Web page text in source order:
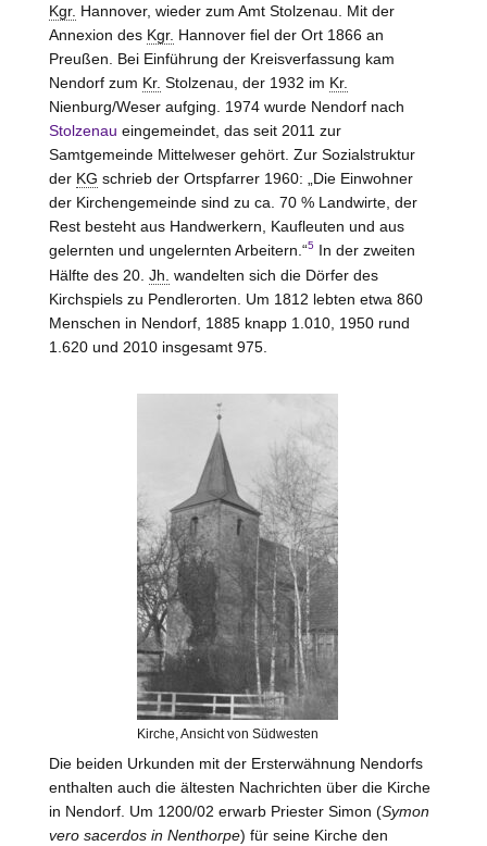
Kgr. Hannover, wieder zum Amt Stolzenau . Mit der
Annexion des Kgr. Hannoverfiel der Ort 1866 an
Preußen. Bei Einführung der Kreisverfassung kam
Nendorf zum Kr. Stolzenau , der 1932 im Kr.
Nienburg/Weseraufging. 1974 wurde Nendorf nach
Stolzenau eingemeindet, das seit 2011 zur
Samtgemeinde Mittelweser gehört. Zur Sozialstruktur
der KG schrieb der Ortspfarrer 1960: „Die Einwohner
der Kirchengemeinde sind zu ca. 70 % Landwirte, der
Rest besteht aus Handwerkern, Kaufleuten und aus
gelernten und ungelernten Arbeitern.“5In der zweiten
Hälfte des 20. Jh. wandelten sich die Dörfer des
Kirchspiels zu Pendlerorten. Um 1812 lebten etwa 860
Menschen in Nendorf, 1885 knapp 1.010, 1950 rund
1.620 und 2010 insgesamt 975.
Kirche, Ansicht von Südwesten
Die beiden Urkunden mit der Ersterwähnung Nendorfs
enthalten auch die ältesten Nachrichten über die Kirche
in Nendorf. Um 1200/02 erwarb Priester Simon (Symon
vero sacerdos in Nenthorpe) für seine Kirche den